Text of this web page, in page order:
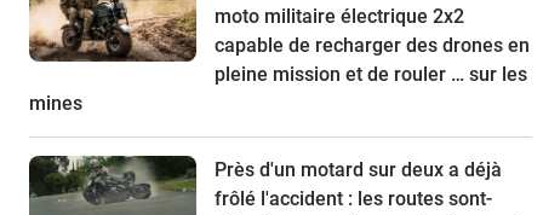
moto militaire électrique 2x2
capable de recharger des drones en
pleine mission et de rouler … sur les
mines
Près d'un motard sur deux a déjà
frôlé l'accident : les routes sont-